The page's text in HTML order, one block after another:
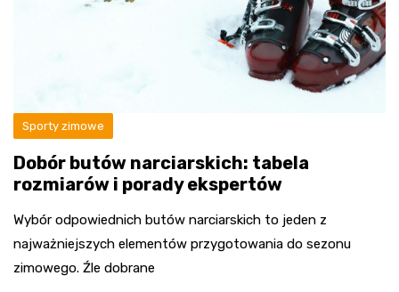
Sporty zimowe
Dobór butów narciarskich: tabela
rozmiarów i porady ekspertów
Wybór odpowiednich butów narciarskich to jeden z
najważniejszych elementów przygotowania do sezonu
zimowego. Źle dobrane